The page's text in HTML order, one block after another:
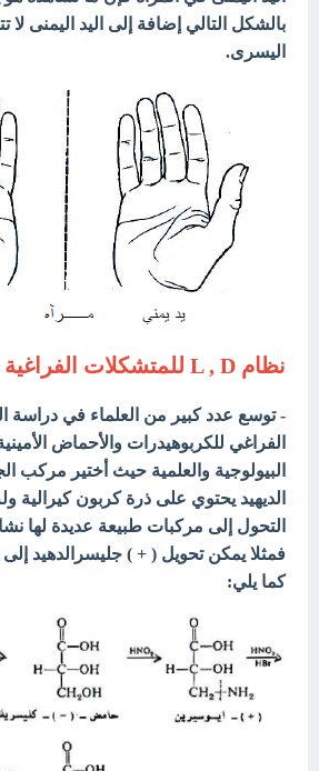
بالشكل التالي إضافة إلى اليد اليمنى لا
اليسرى.
نظام L , D للمتشكلات الفراغية
- توسع عدد كبير من العلماء في دراسة
الفراغي للكربوهيدرات والأحماض
البيولوجية والعلمية حيث أختير مركب
الديهيد يحتوي على ذرة كربون كيرالية
التحول إلى مركبات طبيعة عديدة لها
فمثلا يمكن تحويل ( + ) جليسرالدهيد
كما يلي: